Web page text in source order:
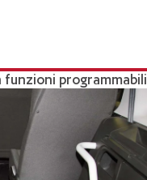
programmabili